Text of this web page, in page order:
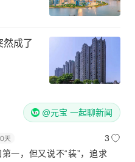
然成了
@元宝 一起聊新闻
3
一，但又说不“装”，追求